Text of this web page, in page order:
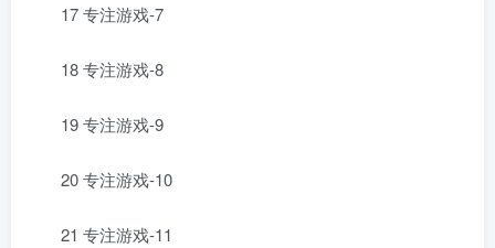
17 专注游戏-7
18 专注游戏-8
19 专注游戏-9
20 专注游戏-10
21 专注游戏-11